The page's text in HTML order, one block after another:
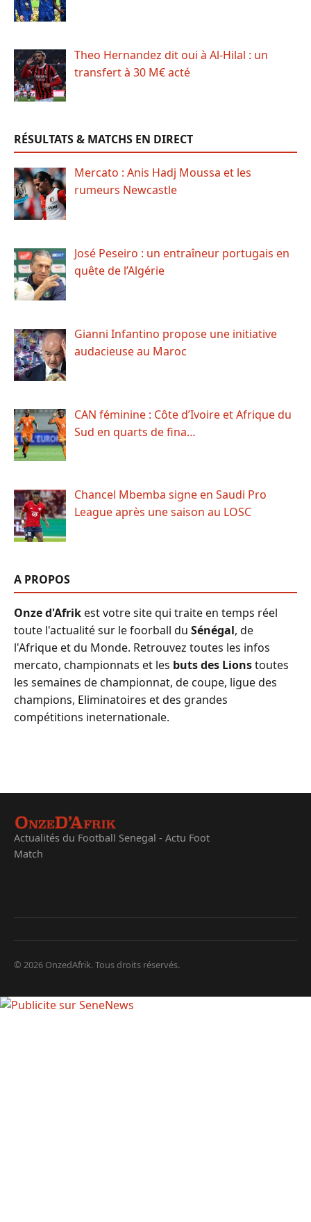
Theo Hernandez dit oui à Al-Hilal : un
transfert à 30 M€ acté
RÉSULTATS & MATCHS EN DIRECT
Mercato : Anis Hadj Moussa et les
rumeurs Newcastle
José Peseiro : un entraîneur portugais en
quête de l’Algérie
Gianni Infantino propose une initiative
audacieuse au Maroc
CAN féminine : Côte d’Ivoire et Afrique du
Sud en quarts de fina…
Chancel Mbemba signe en Saudi Pro
League après une saison au LOSC
A PROPOS
Onze d'Afrikest votre site qui traite en temps réel
toute l'actualité sur le foorball du Sénégal, de
l'Afrique et du Monde. Retrouvez toutes les infos
mercato, championnats et les buts des Lionstoutes
les semaines de championnat, de coupe, ligue des
champions, Eliminatoires et des grandes
compétitions ineternationale.
Actualités du Football Senegal - Actu Foot
Match
© 2026 OnzedAfrik. Tous droits réservés.